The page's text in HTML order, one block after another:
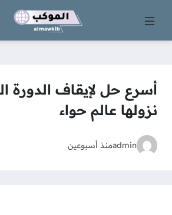
أسرع حل لإيقاف الدورة
نزولها عالم حواء
adminمنذ أسبوعين